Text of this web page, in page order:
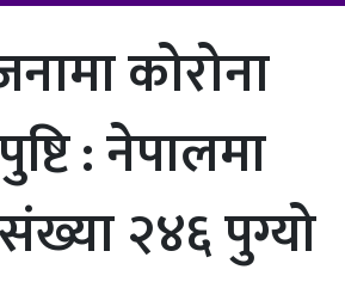
कोरोना
: नेपालमा
२४६ पुग्यो